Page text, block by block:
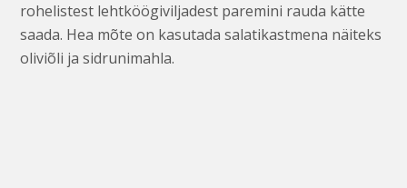
rohelistest lehtköögiviljadest paremini rauda kätte
saada. Hea mõte on kasutada salatikastmena näiteks
oliviõli ja sidrunimahla.